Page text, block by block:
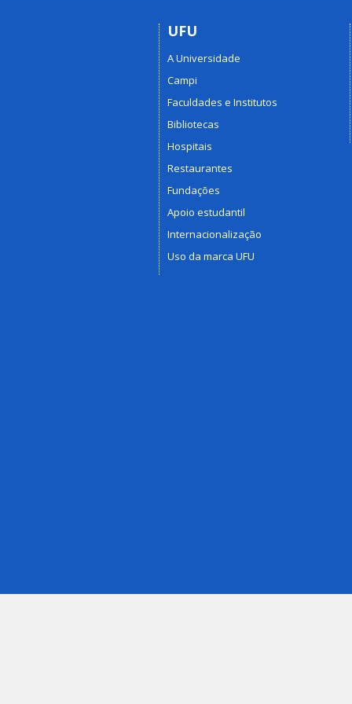
UFU
A Universidade
Campi
Faculdades e Institutos
Bibliotecas
Hospitais
Restaurantes
Fundações
Apoio estudantil
Internacionalização
Uso da marca UFU